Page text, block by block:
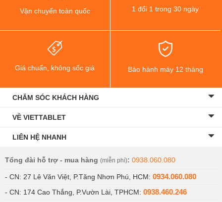
Vận chuyển toàn quốc 1 đổi 1 trong 30 ngày
Giá chuẩn, không sốc giá Bảo hành máy 12 tháng
CHĂM SÓC KHÁCH HÀNG
VỀ VIETTABLET
LIÊN HỆ NHANH
Tổng đài hỗ trợ - mua hàng (miễn phí): 0938.060.080
- CN: 27 Lê Văn Việt, P.Tăng Nhơn Phú, HCM: 0934.060.080
- CN: 174 Cao Thắng, P.Vườn Lài, TPHCM: 0938.460.246